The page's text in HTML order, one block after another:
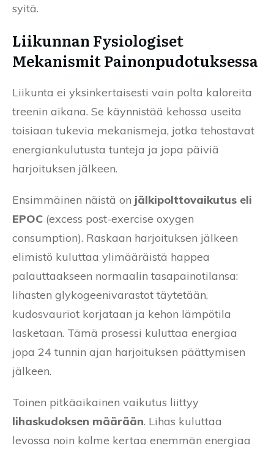
syitä.
Liikunnan Fysiologiset
Mekanismit Painonpudotuksessa
Liikunta ei yksinkertaisesti vain polta kaloreita
treenin aikana. Se käynnistää kehossa useita
toisiaan tukevia mekanismeja, jotka tehostavat
energiankulutusta tunteja ja jopa päiviä
harjoituksen jälkeen.
Ensimmäinen näistä on jälkipolttovaikutus eli
EPOC (excess post-exercise oxygen
consumption). Raskaan harjoituksen jälkeen
elimistö kuluttaa ylimääräistä happea
palauttaakseen normaalin tasapainotilansa:
lihasten glykogeenivarastot täytetään,
kudosvauriot korjataan ja kehon lämpötila
lasketaan. Tämä prosessi kuluttaa energiaa
jopa 24 tunnin ajan harjoituksen päättymisen
jälkeen.
Toinen pitkäaikainen vaikutus liittyy
lihaskudoksen määrään. Lihas kuluttaa
levossa noin kolme kertaa enemmän energiaa